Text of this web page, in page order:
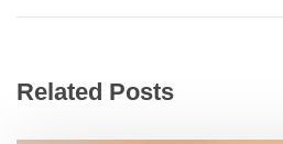
Related Posts